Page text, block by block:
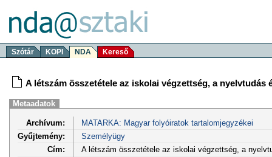
Szótár KOPI NDA Kereső
A létszám összetétele az iskolai végzettség, a nyelvtudás
Metaadatok
Archívum:
MATARKA: Magyar folyóiratok tartalomjegyzékei
Gyűjtemény:
Személyügy
Cím:
A létszám összetétele az iskolai végzettség, a